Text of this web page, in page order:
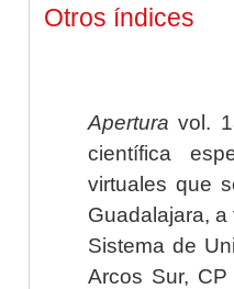
Otros índices
Apertura vol.
científica
virtuales que
Guadalajara,
Sistema de
Arcos Sur, CP